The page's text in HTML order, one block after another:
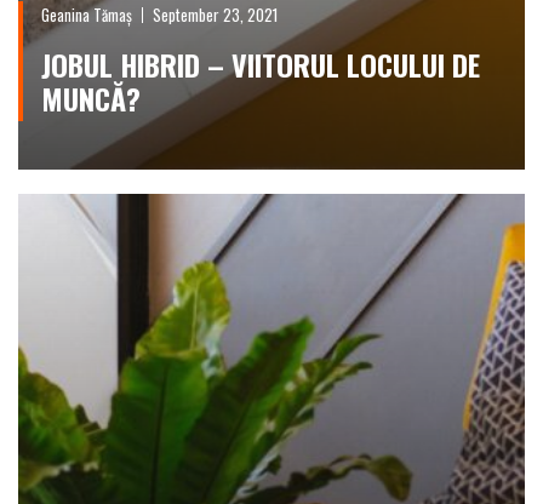
Geanina Tămaș September 23, 2021
JOBUL HIBRID – VIITORUL LOCULUI DE
MUNCĂ?